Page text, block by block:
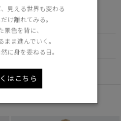
アクティブな活動に適した軽さ
Learn more about TEI
見える世界も変わる
け離れてみる。
景色を背に、
まま進んでいく。
に身を委ねる日。
はこちら